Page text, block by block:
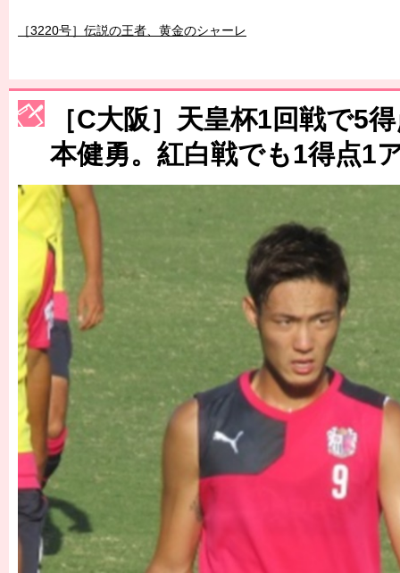
［3220号］伝説の王者、黄金のシャーレ
［3230号］世界一への夢は終わらない
［3223号］一丸。日本出陣
［3222号］史上最大のW杯開幕 注目は「個」
長谷川 アーリアジャスールさんがシンポジウム「気候変動から命
［C大阪］天皇杯1回戦で5
本健勇。紅白戦でも1得点1